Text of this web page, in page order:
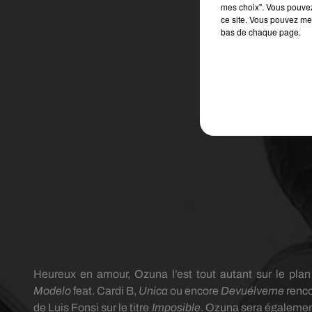
Heureux en amour, Ozuna l’est tout autant sur le
Modelofeat. Cardi B, Unicaou encore Devuélveme
de Luis Fonsi sur le titre Imposible. Ozuna sera
mes choix". Vous
ce site. Vous pouvez
bas de chaque page.